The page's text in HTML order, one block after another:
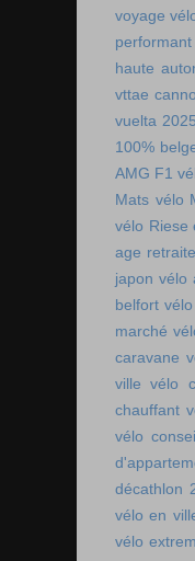
voyage
performant
haute
vttae
vuelta 2025
100%
AMG F1
Mats vélo
vélo Riese
age retraite
japon vélo
belfort
marché
caravane
ville vélo
chauffant
vélo
décathlon
vélo en
vélo